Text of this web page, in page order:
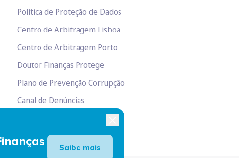
Saiba mais
Política de Proteção de Dados
Centro de Arbitragem Lisboa
Centro de Arbitragem Porto
Doutor Finanças Protege
Plano de Prevenção Corrupção
Canal de Denúncias